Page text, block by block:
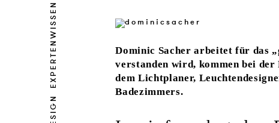
EXPERTENWISSEN
Dominic Sacher arbeitet für das
verstanden wird, kommen bei
dem Lichtplaner,
Badezimmers.